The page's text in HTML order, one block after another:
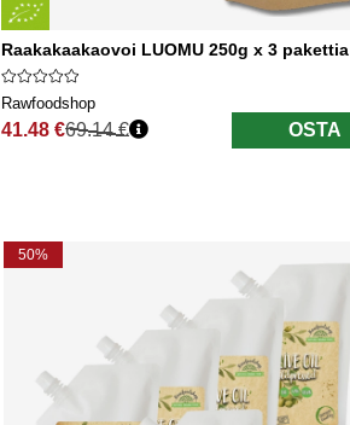
Raakakaakaovoi LUOMU 250g x 3 pakettia
Rawfoodshop
41.48 €
Normaali hinta
69.14 € OSTA
50%